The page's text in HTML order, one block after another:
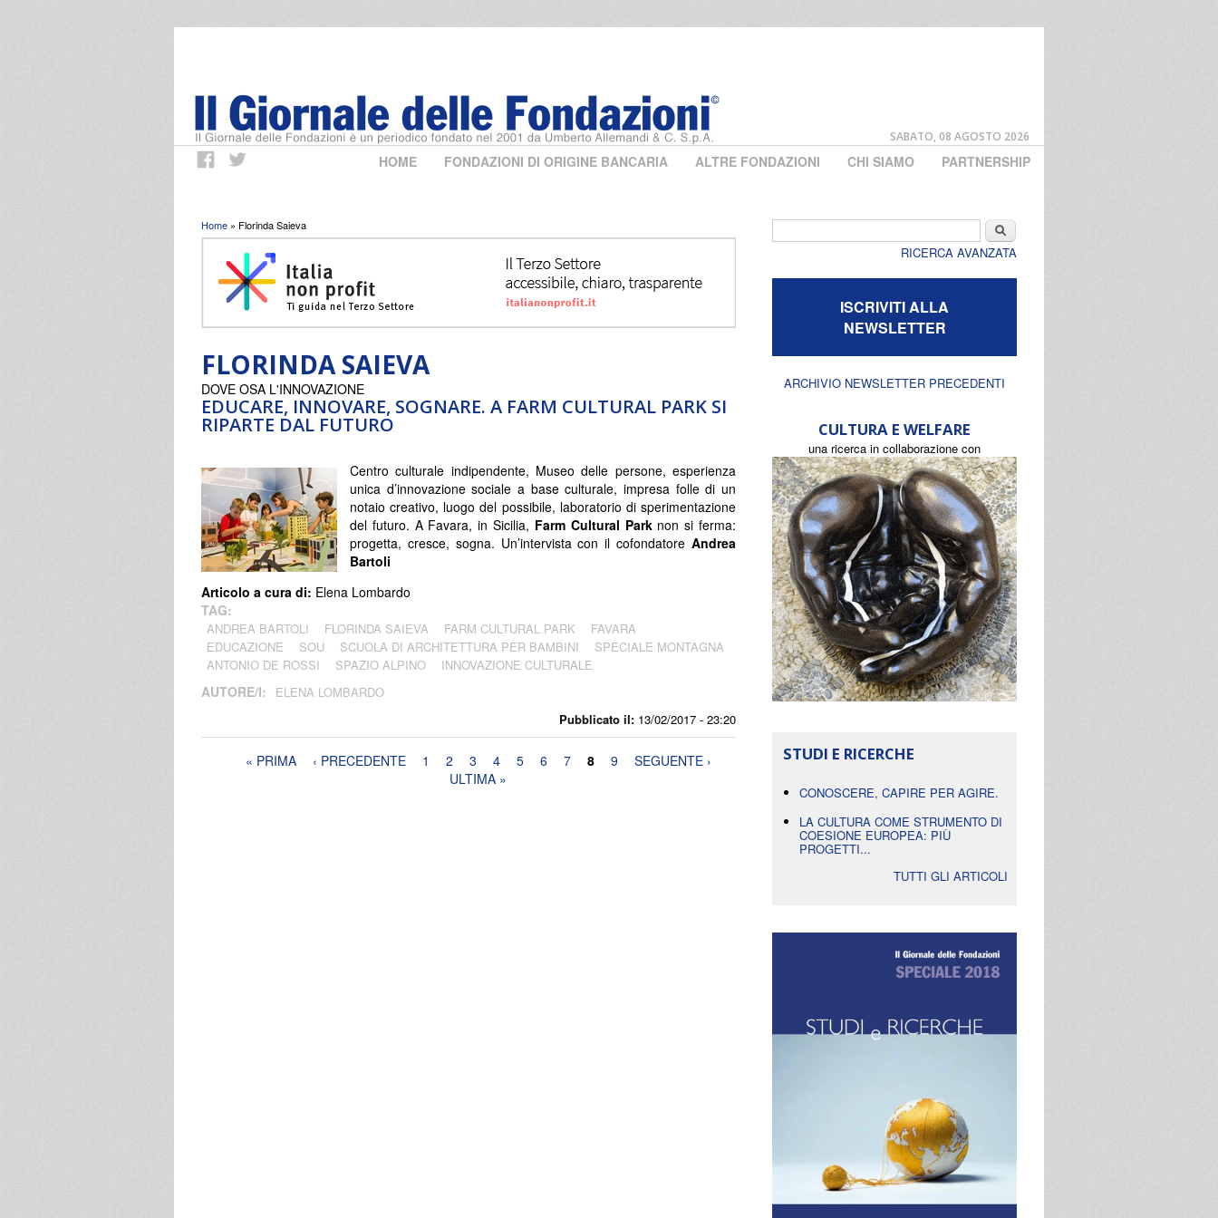
SABATO, 08 AGOSTO 2026
HOME FONDAZIONI DI ORIGINE BANCARIA ALTRE FONDAZIONI CHI SIAMO PARTNERSHIP
Tu sei qui
Home » Florinda Saieva
FLORINDA SAIEVA
EDUCARE, INNOVARE, SOGNARE. A FARM CULTURAL PARK SI
RIPARTE DAL FUTURO
Pubblicato il: 13/02/2017 - 23:20
DOVE OSA L'INNOVAZIONE
Centro culturale indipendente, Museo delle persone, esperienza
unica d’innovazione sociale a base culturale, impresa folle di un
notaio creativo, luogo del possibile, laboratorio di sperimentazione
del futuro. A Favara, in Sicilia, Farm Cultural Parknon si ferma:
progetta, cresce, sogna. Un’intervista con il cofondatore Andrea
Bartoli
Articolo a cura di: Elena Lombardo
TAG:
ANDREA BARTOLI FLORINDA SAIEVA FARM CULTURAL PARK
FAVARA
EDUCAZIONE
SOU SCUOLA DI ARCHITETTURA PER BAMBINI
SPECIALE MONTAGNA
ANTONIO DE ROSSI
SPAZIO ALPINO INNOVAZIONE CULTURALE
AUTORE/I: ELENA LOMBARDO
Pagine« PRIMA ‹ PRECEDENTE 1 2 3 4 5 6 7 8 9
SEGUENTE ›
ULTIMA »
Cerca
RICERCA AVANZATA
ISCRIVITI ALLA
NEWSLETTER
ARCHIVIO NEWSLETTER PRECEDENTI
CULTURA E WELFARE
una ricerca in collaborazione con
STUDI E RICERCHE
CONOSCERE, CAPIRE PER AGIRE.
LA CULTURA COME STRUMENTO DI
COESIONE EUROPEA: PIÙ
PROGETTI...
TUTTI GLI ARTICOLI